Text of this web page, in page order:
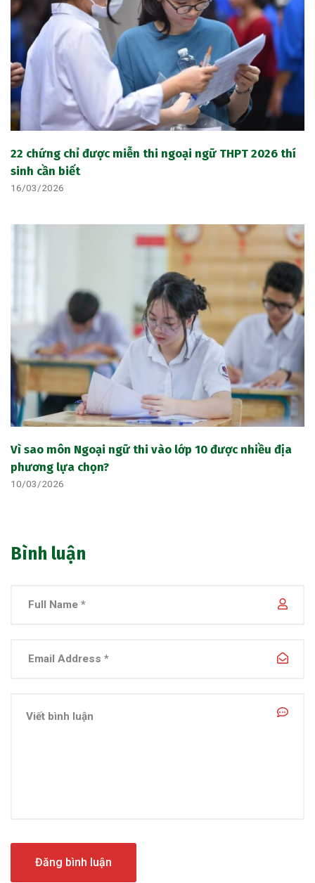
22 chứng chỉ được miễn thi ngoại ngữ THPT 2026 thí
sinh cần biết
16/03/2026
Vì sao môn Ngoại ngữ thi vào lớp 10 được nhiều địa
phương lựa chọn?
10/03/2026
Bình luận